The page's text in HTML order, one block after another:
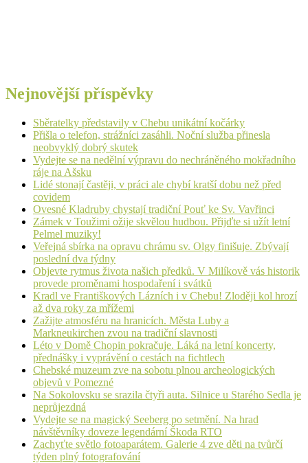
Nejnovější příspěvky
Sběratelky představily v Chebu unikátní kočárky
Přišla o telefon, strážníci zasáhli. Noční služba přinesla
neobvyklý dobrý skutek
Vydejte se na nedělní výpravu do nechráněného mokřadního
ráje na Ašsku
Lidé stonají častěji, v práci ale chybí kratší dobu než před
covidem
Ovesné Kladruby chystají tradiční Pouť ke Sv. Vavřinci
Zámek v Toužimi ožije skvělou hudbou. Přijďte si užít letní
Pelmel muziky!
Veřejná sbírka na opravu chrámu sv. Olgy finišuje. Zbývají
poslední dva týdny
Objevte rytmus života našich předků. V Milíkově vás historik
provede proměnami hospodaření i svátků
Kradl ve Františkových Lázních i v Chebu! Zloději kol hrozí
až dva roky za mřížemi
Zažijte atmosféru na hranicích. Města Luby a
Markneukirchen zvou na tradiční slavnosti
Léto v Domě Chopin pokračuje. Láká na letní koncerty,
přednášky i vyprávění o cestách na fichtlech
Chebské muzeum zve na sobotu plnou archeologických
objevů v Pomezné
Na Sokolovsku se srazila čtyři auta. Silnice u Starého Sedla je
neprůjezdná
Vydejte se na magický Seeberg po setmění. Na hrad
návštěvníky doveze legendární Škoda RTO
Zachyťte světlo fotoaparátem. Galerie 4 zve děti na tvůrčí
týden plný fotografování